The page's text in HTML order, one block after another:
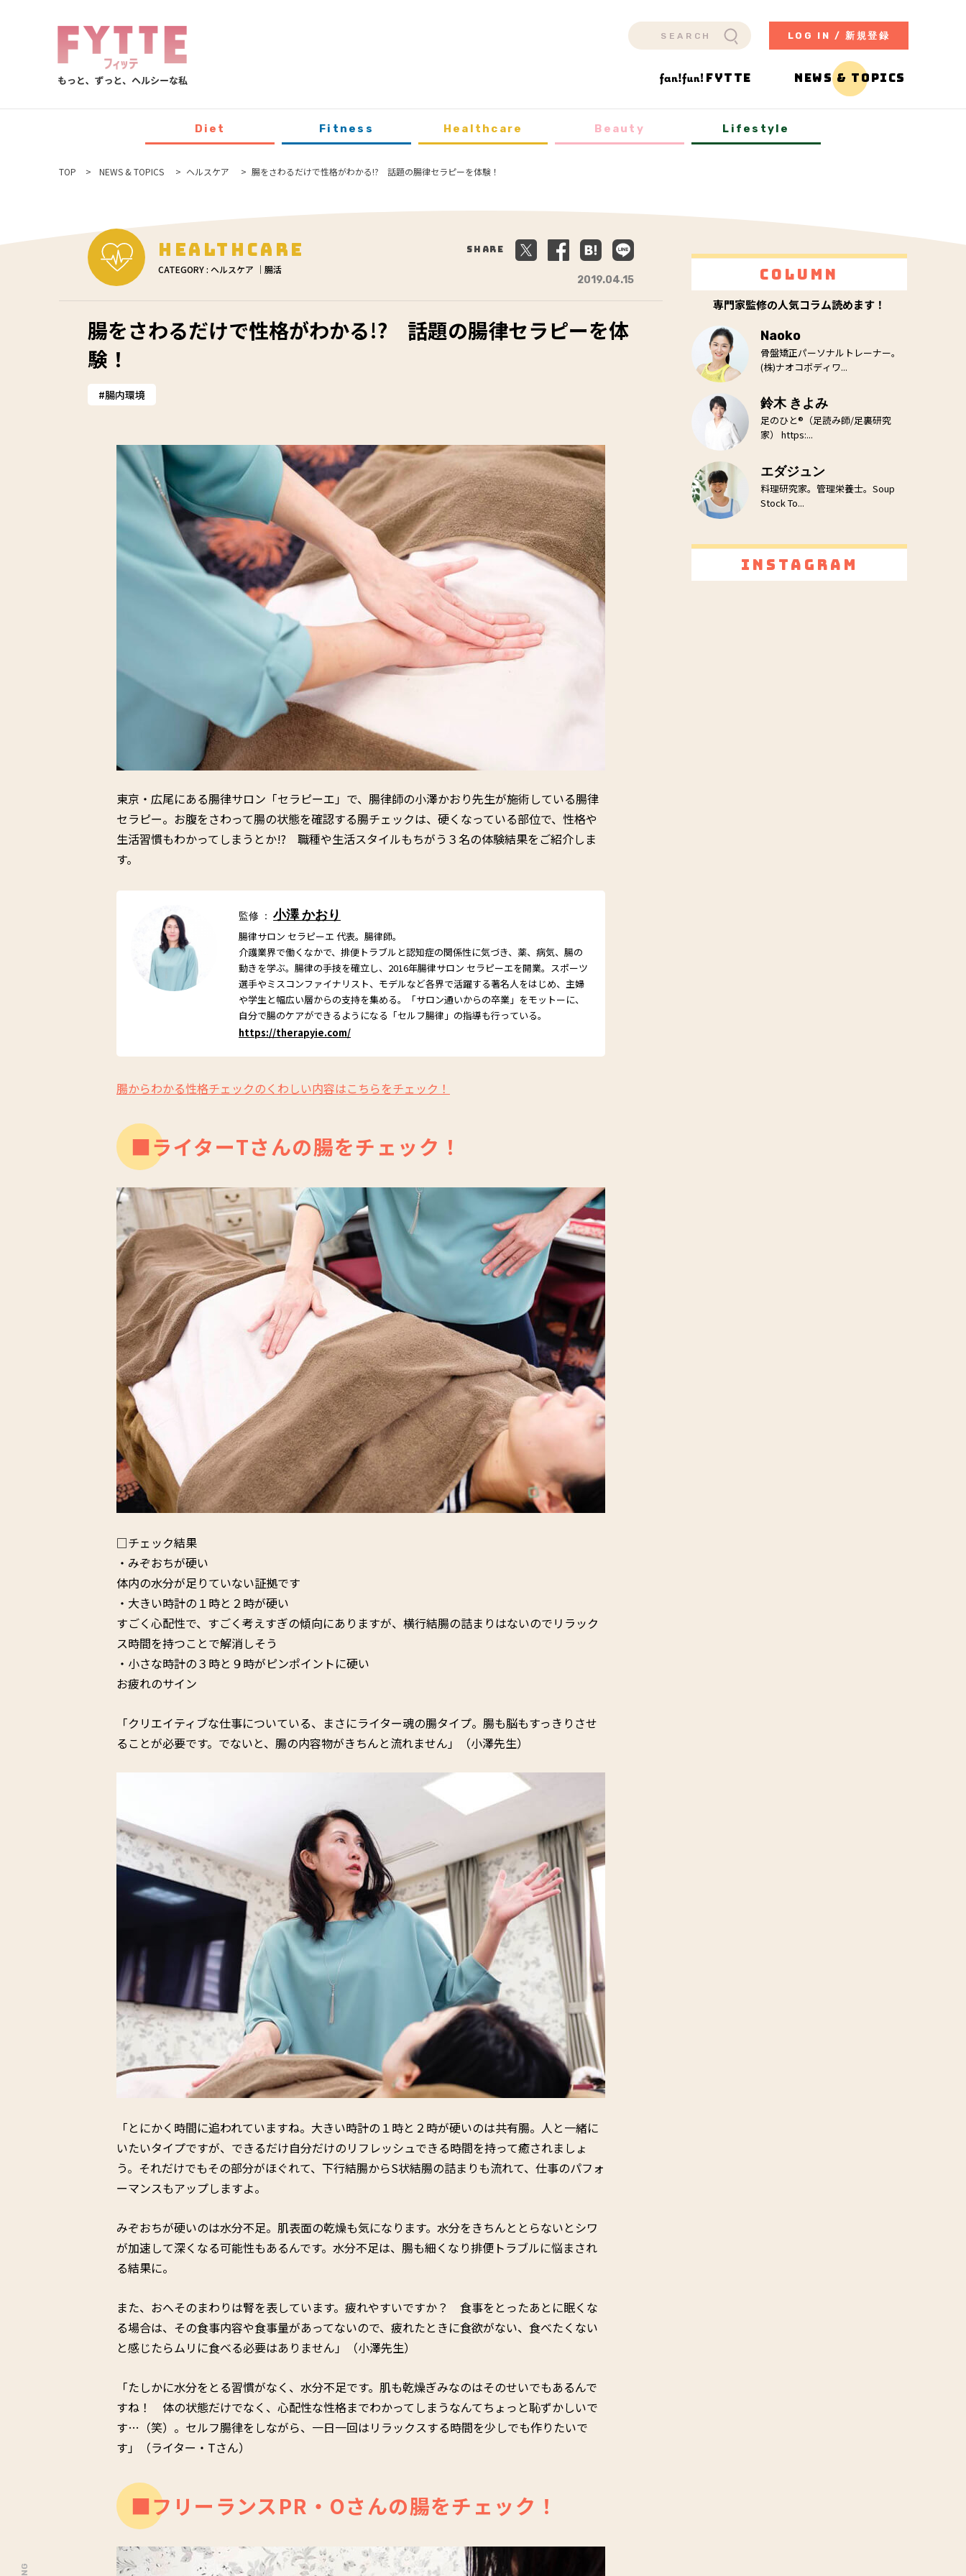
LOG IN / 新規登録
FYTTE NEWS & TOPICS
Diet Fitness Healthcare Beauty Lifestyle
TOP NEWS & TOPICS ヘルスケア 腸をさわるだけで性格がわかる!? 話題の腸律セラピーを体験！
Healthcare
CATEGORY : ヘルスケア ｜腸活
2019.04.15
腸をさわるだけで性格がわかる!? 話題の腸律セラピーを体
験！
腸内環境
Share
東京・広尾にある腸律サロン「セラピーエ」で、腸律師の小澤かおり先生が施術している腸律
セラピー。お腹をさわって腸の状態を確認する腸チェックは、硬くなっている部位で、性格や
生活習慣もわかってしまうとか!? 職種や生活スタイルもちがう３名の体験結果をご紹介しま
す。
監修 ：小澤 かおり
腸律サロン セラピーエ 代表。腸律師。
介護業界で働くなかで、排便トラブルと認知症の関係性に気づき、薬、病気、腸の
動きを学ぶ。腸律の手技を確立し、2016年腸律サロン セラピーエを開業。スポーツ
選手やミスコンファイナリスト、モデルなど各界で活躍する著名人をはじめ、主婦
や学生と幅広い層からの支持を集める。「サロン通いからの卒業」をモットーに、
自分で腸のケアができるようになる「セルフ腸律」の指導も行っている。
https://therapyie.com/
腸からわかる性格チェックのくわしい内容はこちらをチェック！
■ライターTさんの腸をチェック！
□チェック結果
・みぞおちが硬い
体内の水分が足りていない証拠です
・大きい時計の１時と２時が硬い
すごく心配性で、すごく考えすぎの傾向にありますが、横行結腸の詰まりはないのでリラック
ス時間を持つことで解消しそう
・小さな時計の３時と９時がピンポイントに硬い
お疲れのサイン
「クリエイティブな仕事についている、まさにライター魂の腸タイプ。腸も脳もすっきりさせ
ることが必要です。でないと、腸の内容物がきちんと流れません」（小澤先生）
「とにかく時間に追われていますね。大きい時計の１時と２時が硬いのは共有腸。人と一緒に
いたいタイプですが、できるだけ自分だけのリフレッシュできる時間を持って癒されましょ
う。それだけでもその部分がほぐれて、下行結腸からS状結腸の詰まりも流れて、仕事のパフォ
ーマンスもアップしますよ。
みぞおちが硬いのは水分不足。肌表面の乾燥も気になります。水分をきちんととらないとシワ
が加速して深くなる可能性もあるんです。水分不足は、腸も細くなり排便トラブルに悩まされ
る結果に。
また、おへそのまわりは腎を表しています。疲れやすいですか？ 食事をとったあとに眠くな
る場合は、その食事内容や食事量があってないので、疲れたときに食欲がない、食べたくない
と感じたらムリに食べる必要はありません」（小澤先生）
「たしかに水分をとる習慣がなく、水分不足です。肌も乾燥ぎみなのはそのせいでもあるんで
すね！ 体の状態だけでなく、心配性な性格までわかってしまうなんてちょっと恥ずかしいで
す…（笑）。セルフ腸律をしながら、一日一回はリラックスする時間を少しでも作りたいで
す」（ライター・Tさん）
■フリーランスPR・Oさんの腸をチェック！
Column
専門家監修の人気コラム読めます！
Naoko
骨盤矯正パーソナルトレーナー。
(株)ナオコボディワ...
鈴木 きよみ
足のひと®（足読み師/足裏研究
家） https:...
エダジュン
料理研究家。管理栄養士。Soup
Stock To...
Instagram